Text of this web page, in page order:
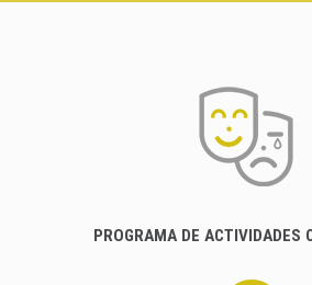
PROGRAMA DE ACTIVIDADES